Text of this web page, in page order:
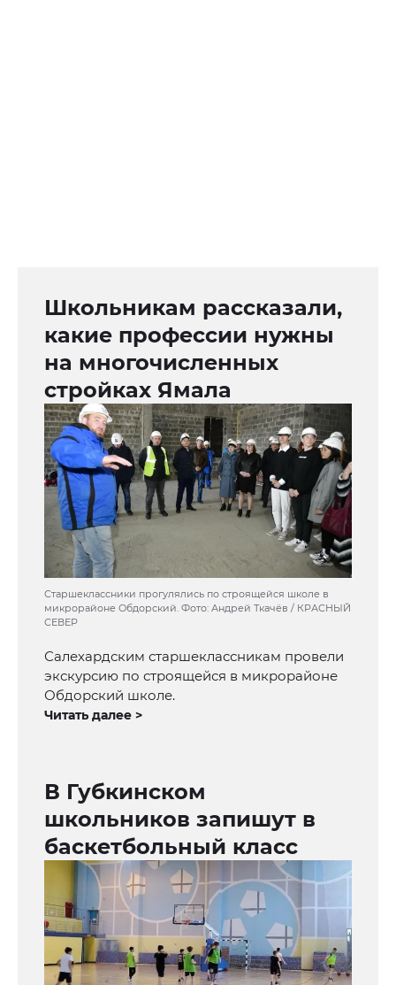
Школьникам рассказали,
какие профессии нужны
на многочисленных
стройках Ямала
Старшеклассники прогулялись по строящейся школе в
микрорайоне Обдорский. Фото: Андрей Ткачёв / КРАСНЫЙ
СЕВЕР
Салехардским старшеклассникам провели
экскурсию по строящейся в микрорайоне
Обдорский школе.
Читать далее >
В Губкинском
школьников запишут в
баскетбольный класс